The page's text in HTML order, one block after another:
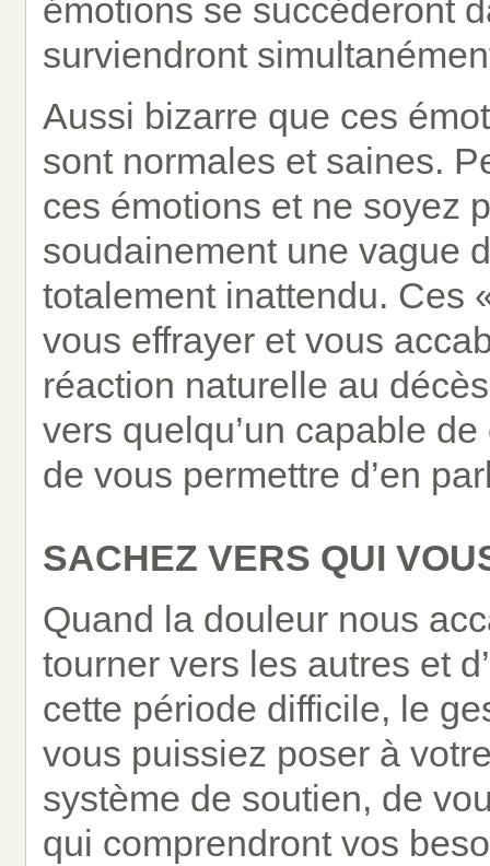
émotions se succéderont
surviendront
Aussi bizarre que ces
sont normales et saines.
ces émotions et ne soyez
soudainement une vague
totalement inattendu. Ces
vous effrayer et vous
réaction naturelle au
vers quelqu’un capable
de vous permettre d’en
SACHEZ VERS QUI
Quand la douleur nous
tourner vers les autres et
cette période difficile, le
vous puissiez poser à
système de soutien, de
qui comprendront vos